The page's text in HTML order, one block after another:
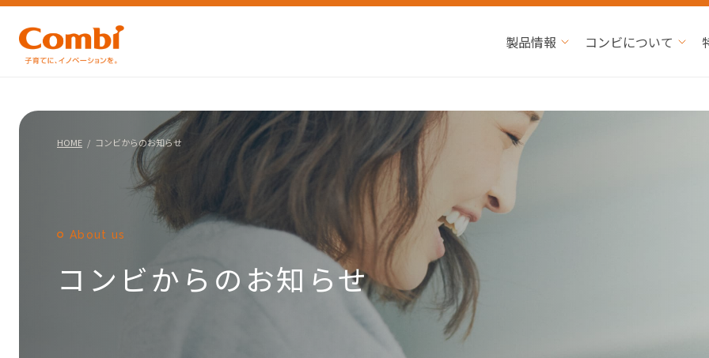
製品情報 コンビについて
HOME コンビからのお知らせ
About us
コンビからのお知らせ